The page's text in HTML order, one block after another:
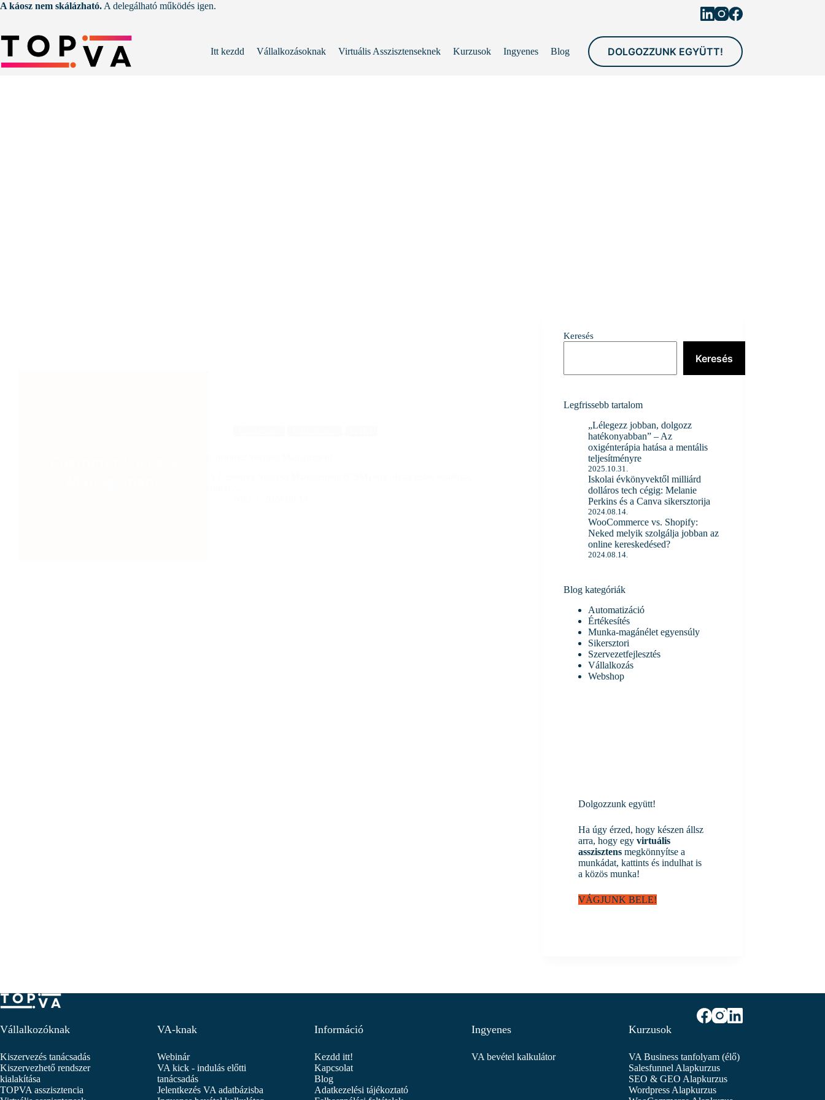
Skip
A káosz nem skálázható. A delegálható működés igen.
Itt kezdd Vállalkozásoknak Virtuális Asszisztenseknek Kurzusok Ingyenes Blog DOLGOZZUNK EGYÜTT!
Keresés
Keresés
Legfrissebb tartalom
„Lélegezz jobban, dolgozz
hatékonyabban” – Az
oxigénterápia hatása a mentális
teljesítményre
2025.10.31.
Iskolai évkönyvektől milliárd
dolláros tech cégig: Melanie
Perkins és a Canva sikersztorija
2024.08.14.
WooCommerce vs. Shopify:
Neked melyik szolgálja jobban az
online kereskedésed?
2024.08.14.
Blog kategóriák
Automatizáció
Értékesítés
Munka-magánélet egyensúly
Sikersztori
Szervezetfejlesztés
Vállalkozás
Webshop
Dolgozzunk együtt!
Ha úgy érzed, hogy készen állsz
arra, hogy egyvirtuális
asszisztensmegkönnyítse a
munkádat, kattints és indulhat is
a közös munka!
VÁGJUNK BELE!
Vállalkozóknak
Kiszervezés tanácsadás
Kiszervezhető rendszer
kialakítása
TOPVA asszisztencia
VA-knak
Webinár
VA kick - indulás előtti
tanácsadás
Jelentkezés VA adatbázisba
Információ
Kezdd itt!
Kapcsolat
Blog
Adatkezelési tájékoztató
Ingyenes
VA bevétel kalkulátor
Kurzusok
VA Business tanfolyam (élő)
Salesfunnel Alapkurzus
SEO & GEO Alapkurzus
Wordpress Alapkurzus